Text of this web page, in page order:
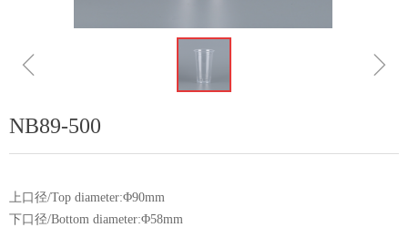
ꁆ ꁇ
NB89-500
上口径/Top diameter:Φ90mm
下口径/Bottom diameter:Φ58mm